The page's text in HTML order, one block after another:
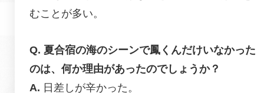
むことが多い。
夏合宿の海のシーンで鳳くんだけいなかった
のは、何か理由があったのでしょうか？
日差しが辛かった。